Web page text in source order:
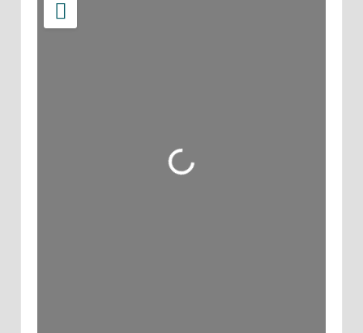
Wird geladen …